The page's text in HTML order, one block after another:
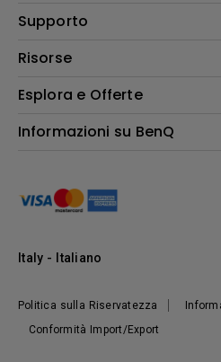
Illuminazione
Altoparlante
Education/Formazione
Supporto
Contatti
FAQ BenQ Shop
Returns BenQ Shop
Risorse
Find Your Perfect Projector
Centro informazioni
Esplora e Offerte
Events, Promotions & Webinars
Informazioni su BenQ
Responsabilità sociale d'impresa
Notizie
Politica sulla Riservatezza
Conformità Import/Export
Italy - Italiano